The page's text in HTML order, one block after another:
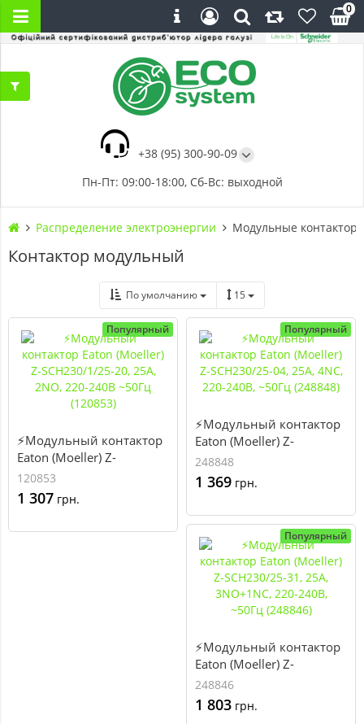
+38 (95) 300-90-09
Пн-Пт: 09:00-18:00, Сб-Вс: выходной
0
Распределение электроэнергии Модульные
Контактор модульный
По умолчанию 15
Популярный
⚡Модульный контактор
Eaton (Moeller) Z-
SCH230/1/25-20, 25А,
2NO, 220-240В ~50Гц
(120853)
120853
1 307 грн.
Популярный
⚡Модульный контактор
Eaton (Moeller) Z-
SCH230/25-04, 25А, 4NC,
220-240В, ~50Гц (248848)
248848
1 369 грн.
Популярный
⚡Модульный контактор
Eaton (Moeller) Z-
SCH230/25-31, 25А,
3NO+1NC, 220-240В,
~50Гц (248846)
248846
1 803 грн.